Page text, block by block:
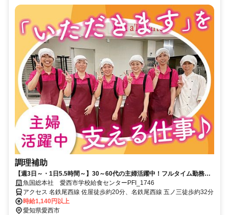
調理補助
【週3日～・1日5.5時間～】30～60代の主婦活躍中！フルタイム勤務積
極採用！調理の資格活かせます
魚国総本社 愛西市学校給食センターPFI_1746
アクセス 名鉄尾西線 佐屋徒歩約20分、名鉄尾西線 五ノ三徒歩約32分
時給1,140円以上
愛知県愛西市